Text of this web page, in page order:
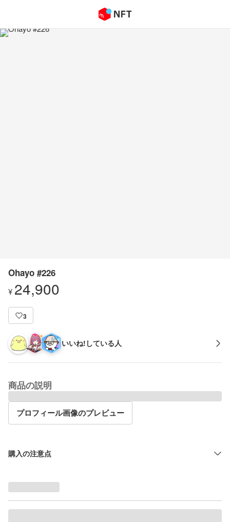
Ohayo #226
¥ 24,900
3
いいね!している人
商品の説明
プロフィール画像のプレビュー
購入の注意点